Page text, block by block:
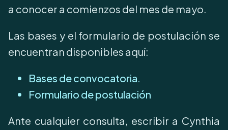
a conocer a comienzos del mes de mayo.
Las bases y el formulario de postulación se
encuentran disponibles aquí:
Bases de convocatoria.
Formulario de postulación
Ante cualquier consulta, escribir a Cynthia